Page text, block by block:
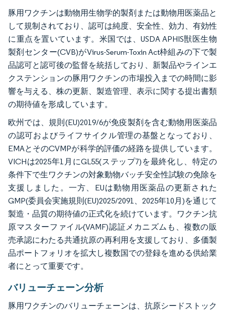
豚用ワクチンは動物用生物学的製剤または動物用医薬品と
して規制されており、認可は純度、安全性、効力、有効性
に重点を置いています。米国では、USDA APHIS獣医生物
製剤センター(CVB)がVirus-Serum-Toxin Act枠組みの下で製
品認可と認可後の監督を統括しており、新製品やラインエ
クステンションの豚用ワクチンの市場投入までの時間に影
響を与える、株の更新、製造管理、表示に関する提出書類
の期待値を形成しています。
欧州では、規則(EU)2019/6が免疫製剤を含む動物用医薬品
の認可およびライフサイクル管理の基盤となっており、
EMAとそのCVMPが科学的評価の経路を提供しています。
VICHは2025年1月にGL55(ステップ7)を最終化し、特定の
条件下で生ワクチンの対象動物バッチ安全性試験の免除を
支援しました。一方、EUは動物用医薬品の更新された
GMP(委員会実施規則(EU)2025/2091、2025年10月)を通じて
製造・品質の期待値の正式化を続けています。ワクチン抗
原マスターファイル(VAMF)認証メカニズムも、複数の販
売承認にわたる共通抗原の再利用を支援しており、多価製
品ポートフォリオを拡大し複数国での登録を進める供給業
者にとって重要です。
バリューチェーン分析
豚用ワクチンのバリューチェーンは、抗原シードストック